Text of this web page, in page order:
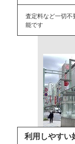
査定料など一切不
能です
利用しやすい